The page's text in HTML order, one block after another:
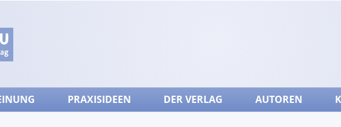
PRAXISIDEEN DER VERLAG AUTOREN